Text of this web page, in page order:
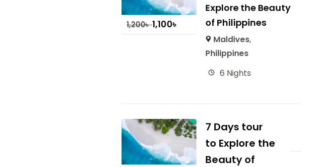
1,200৳1,100৳
Explore the Beauty
of Philippines
Maldives,
Philippines
6 Nights
7 Days tour
to Explore the
Beauty of